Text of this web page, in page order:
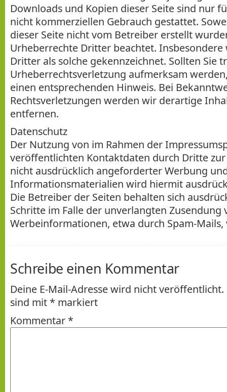
Downloads und Kopien dieser Seite sind nur
nicht kommerziellen Gebrauch gestattet.
dieser Seite nicht vom Betreiber erstellt
Urheberrechte Dritter beachtet.
Dritter als solche gekennzeichnet. Sollten Sie
Urheberrechtsverletzung aufmerksam
einen entsprechenden Hinweis. Bei
Rechtsverletzungen werden wir derartige
entfernen.
Datenschutz
Der Nutzung von im Rahmen der
veröffentlichten Kontaktdaten durch Dritte
nicht ausdrücklich angeforderter Werbung
Informationsmaterialien wird hiermit
Die Betreiber der Seiten behalten sich
Schritte im Falle der unverlangten Zusendung
Werbeinformationen, etwa durch Spam-Mails,
Schreibe einen Kommentar
Deine E-Mail-Adresse wird nicht veröffentlicht.
sind mit * markiert
Kommentar *